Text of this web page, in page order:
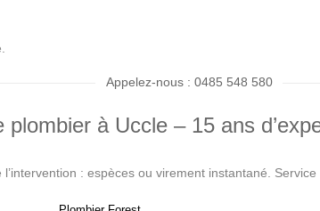
Appelez-nous : 0485 548 580
plombier à Uccle – 15 ans
: espèces ou virement instantané.